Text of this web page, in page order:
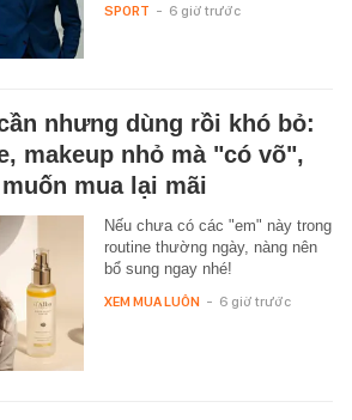
SPORT - 6 giờ trước
nhưng dùng rồi khó bỏ:
makeup nhỏ mà "có võ",
mua lại mãi
Nếu chưa có các "em" này trong
routine thường ngày, nàng nên
bổ sung ngay nhé!
XEM MUA LUÔN - 6 giờ trước